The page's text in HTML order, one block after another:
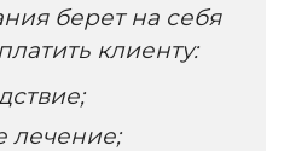
берет на себя
клиенту:
лечение;